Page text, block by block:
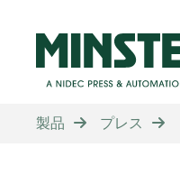
製品 プレス